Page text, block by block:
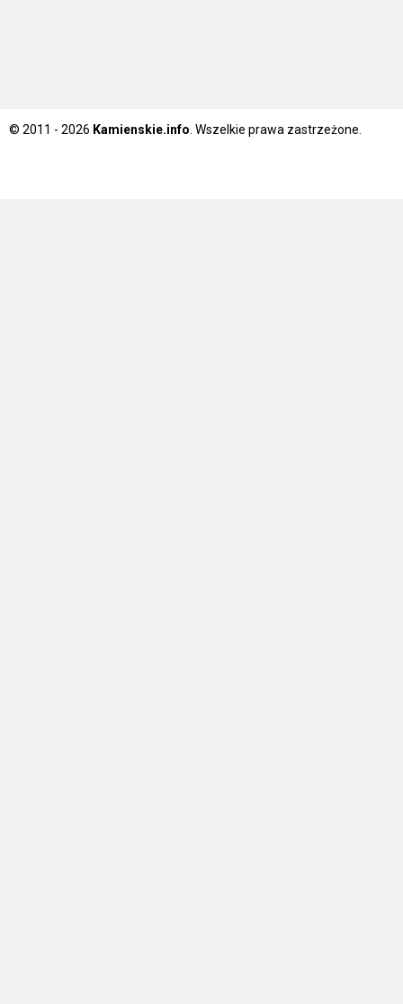
© 2011 - 2026 Kamienskie.info . Wszelkie prawa zastrzeżone.